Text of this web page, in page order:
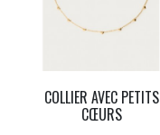
COLLIER AVEC PETITS
CŒURS